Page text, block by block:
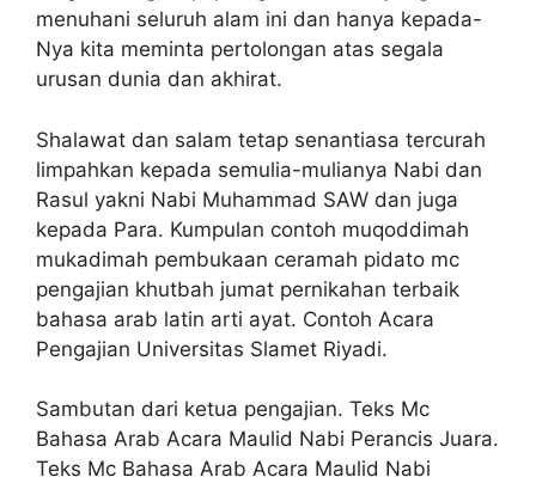
menuhani seluruh alam ini dan hanya kepada-
Nya kita meminta pertolongan atas segala
urusan dunia dan akhirat.
Shalawat dan salam tetap senantiasa tercurah
limpahkan kepada semulia-mulianya Nabi dan
Rasul yakni Nabi Muhammad SAW dan juga
kepada Para. Kumpulan contoh muqoddimah
mukadimah pembukaan ceramah pidato mc
pengajian khutbah jumat pernikahan terbaik
bahasa arab latin arti ayat. Contoh Acara
Pengajian Universitas Slamet Riyadi.
Sambutan dari ketua pengajian. Teks Mc
Bahasa Arab Acara Maulid Nabi Perancis Juara.
Teks Mc Bahasa Arab Acara Maulid Nabi